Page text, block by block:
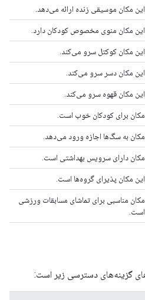
این مکان موسیقی زنده ارائه می‌دهد.
این مکان منوی مخصوص کودکان دارد.
این مکان کوکتل سرو می‌کند.
این مکان دسر سرو می‌کند.
این مکان قهوه سرو می‌کند.
مکان برای کودکان خوب است.
مکان به سگ‌ها اجازه ورود می‌دهد.
مکان دارای سرویس بهداشتی است.
این مکان پذیرای گروه‌ها است.
مکان مناسبی برای تماشای مسابقات ورزشی
است.